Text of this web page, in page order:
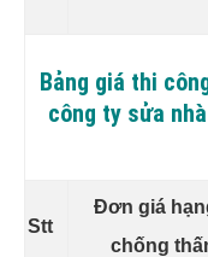
Bảng giá thi
công ty sửa
Stt
Đơn giá
chống